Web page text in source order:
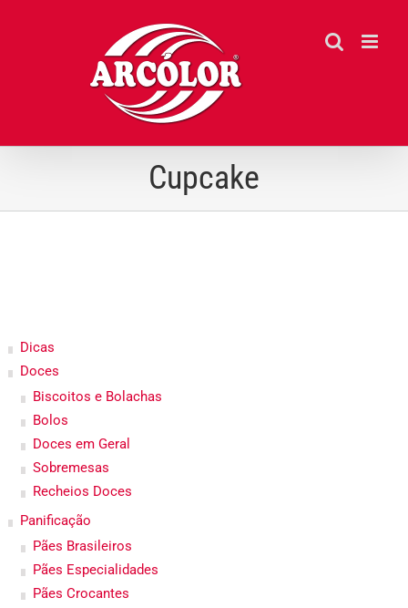
Cupcake
Dicas
Doces
Biscoitos e Bolachas
Bolos
Doces em Geral
Sobremesas
Recheios Doces
Panificação
Pães Brasileiros
Pães Especialidades
Pães Crocantes